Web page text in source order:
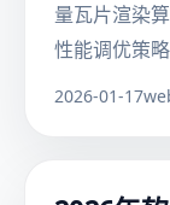
量瓦片渲染
性能调优策略
2026-01-17